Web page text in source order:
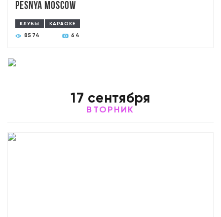
Pesnya Moscow
КЛУБЫ КАРАОКЕ
8574 64
17 сентября
ВТОРНИК